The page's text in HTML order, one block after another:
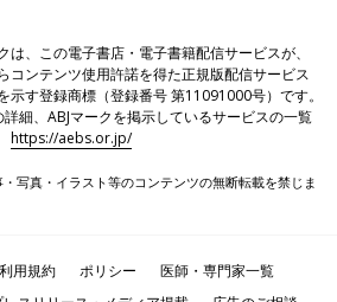
は、この電子書店・電子書籍配信サービスが、
コンテンツ使用許諾を得た正規版配信サービス
示す登録商標（登録番号 第11091000号）です。
詳細、ABJマークを掲示しているサービスの一覧
https://aebs.or.jp/
写真・イラスト等のコンテンツの無断転載を禁じま
利用規約 ポリシー
医師・専門家一覧